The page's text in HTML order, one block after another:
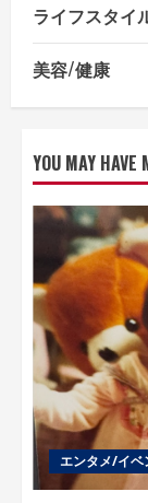
ライフスタイ
美容/健康
YOU MAY HAVE
エンタメ/イベ